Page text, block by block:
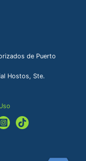
de Puerto
Hostos, Ste.